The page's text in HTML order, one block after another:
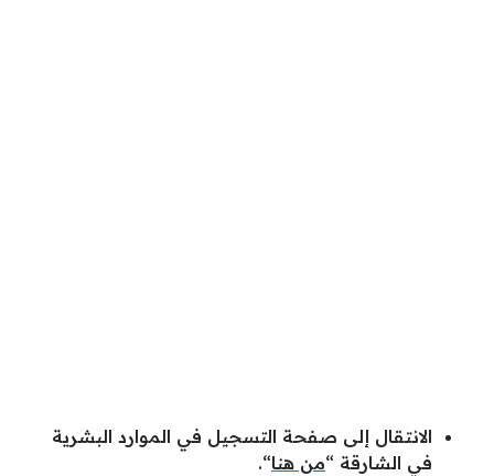
الانتقال إلى صفحة التسجيل في الموارد البشرية
في الشارقة “من هنا“.